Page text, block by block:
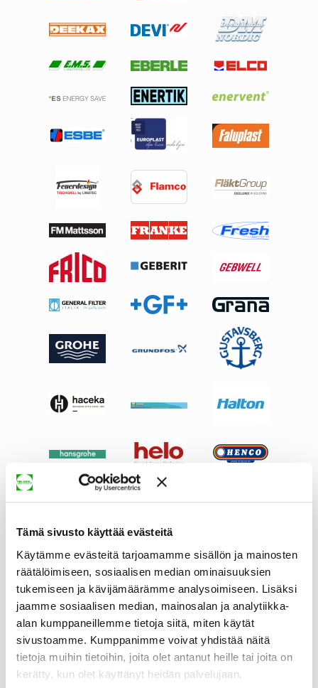
Tämä sivusto käyttää evästeitä
Käytämme evästeitä tarjoamamme sisällön ja mainosten
räätälöimiseen, sosiaalisen median ominaisuuksien
tukemiseen ja kävijämäärämme analysoimiseen. Lisäksi
jaamme sosiaalisen median, mainosalan ja analytiikka-
alan kumppaneillemme tietoja siitä, miten käytät
sivustoamme. Kumppanimme voivat yhdistää näitä
tietoja muihin tietoihin, joita olet antanut heille tai joita on
kerätty, kun olet käyttänyt heidän palvelujaan.